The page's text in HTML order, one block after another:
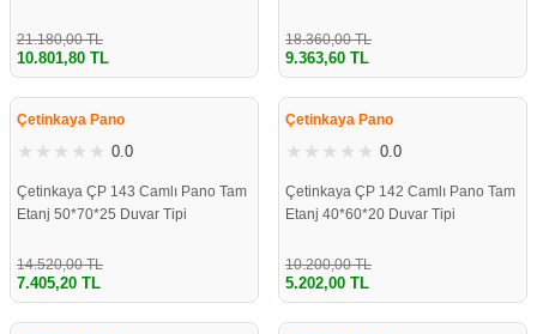
21.180,00 TL
10.801,80 TL
18.360,00 TL
9.363,60 TL
%49
Çetinkaya Pano
0.0
Çetinkaya ÇP 143 Camlı Pano Tam
Etanj 50*70*25 Duvar Tipi
14.520,00 TL
7.405,20 TL
%49
Çetinkaya Pano
0.0
Çetinkaya ÇP 142 Camlı Pano Tam
Etanj 40*60*20 Duvar Tipi
10.200,00 TL
5.202,00 TL
%49
%49